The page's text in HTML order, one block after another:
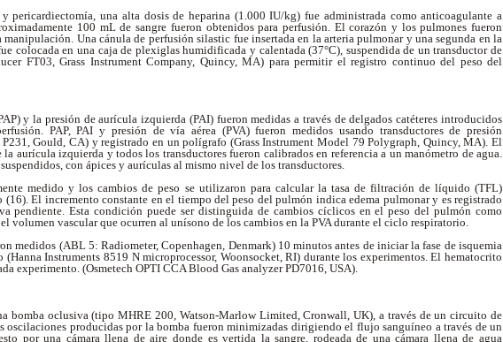
pericardiectomía, una alta dosis de heparina (1.000 IU/kg) fue administrada como anticoagulante a
100 mL de sangre fueron obtenidos para perfusión. El corazón y los pulmones fueron
Una cánula de perfusión silastic fue insertada en la arteria pulmonar y una segunda en la
colocada en una caja de plexiglas humidificada y calentada (37°C), suspendida de un transductor de
FT03, Grass Instrument Company, Quincy, MA) para permitir el registro continuo del peso del
y la presión de aurícula izquierda (PAI) fueron medidas a través de delgados catéteres introducidos
PAP, PAI y presión de vía aérea (PVA) fueron medidos usando transductores de presión
P231, Gould, CA) y registrado en un polígrafo (Grass Instrument Model 79 Polygraph, Quincy, MA). El
la aurícula izquierda y todos los transductores fueron calibrados en referencia a un manómetro de agua.
con ápices y aurículas al mismo nivel de los transductores.
medido y los cambios de peso se utilizaron para calcular la tasa de filtración de líquido (TFL)
El incremento constante en el tiempo del peso del pulmón indica edema pulmonar y es registrado
pendiente. Esta condición puede ser distinguida de cambios cíclicos en el peso del pulmón como
volumen vascular que ocurren al unísono de los cambios en la PVA durante el ciclo respiratorio.
medidos (ABL 5: Radiometer, Copenhagen, Denmark) 10 minutos antes de iniciar la fase de isquemia
Instruments 8519 N microprocessor, Woonsocket, RI) durante los experimentos. El hematocrito
experimento. (Osmetech OPTI CCA Blood Gas analyzer PD7016, USA).
bomba oclusiva (tipo MHRE 200, Watson-Marlow Limited, Cronwall, UK), a través de un circuito de
oscilaciones producidas por la bomba fueron minimizadas dirigiendo el flujo sanguíneo a través de un
por una cámara llena de aire donde es vertida la sangre, rodeada de una cámara llena de agua